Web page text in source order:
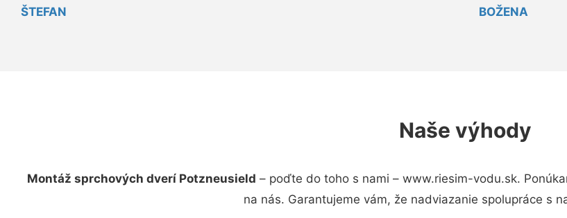
ŠTEFAN BOŽENA
Naše výhody
Montáž sprchových dverí Potzneusield – poďte do toho s nami – www.riesim-vodu.sk.
na nás. Garantujeme vám, že nadviazanie spolupráce s